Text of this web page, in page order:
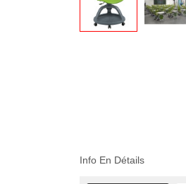
Info En Détails